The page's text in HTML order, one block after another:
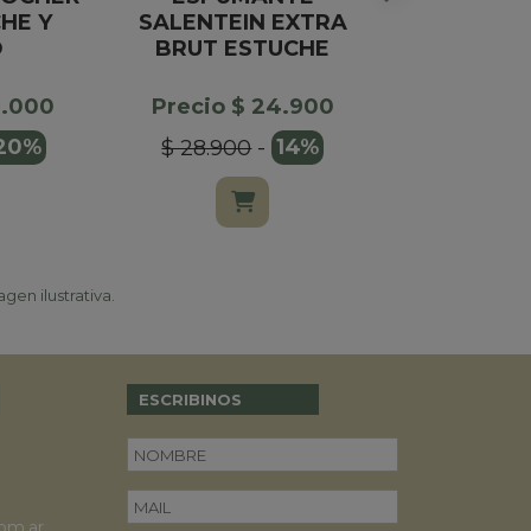
Y
SALENTEIN EXTRA
BRUT ESTUCHE
Precio $ 24.900
$ 28.900-14%
ilustrativa.
ESCRIBINOS